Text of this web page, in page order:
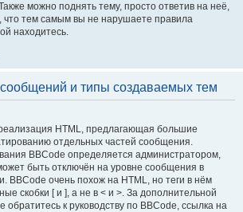
можно поднять тему, просто ответив на неё,
что тем самым вы не нарушаете правила
находитесь.
и типы создаваемых тем
HTML, предлагающая большие
отдельных частей сообщения.
BBCode определяется администратором,
быть отключён на уровне сообщения в
BBCode очень похож на HTML, но теги в нём
скобки [ и ], а не в < и >. За дополнительной
к руководству по BBCode, ссылка на